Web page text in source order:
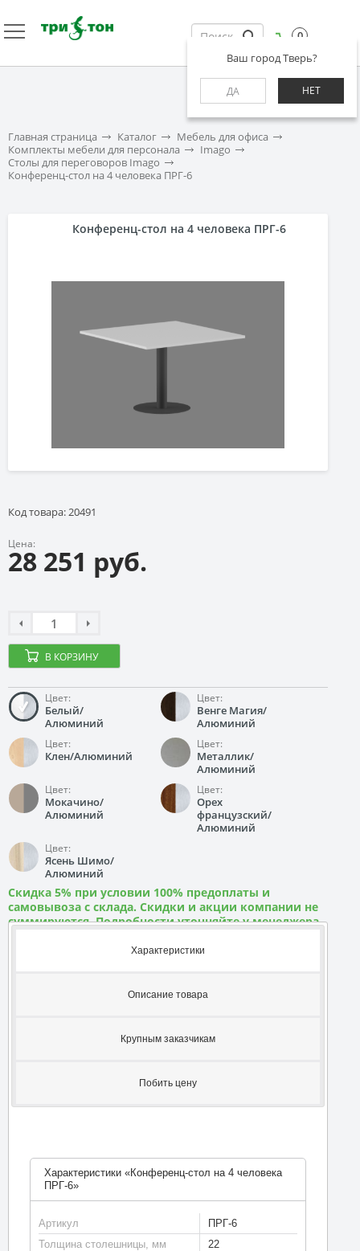
Ваш город Тверь?
ДА НЕТ
0
Главная страница Каталог
Мебель для офиса
Комплекты мебели для персонала
Imago
Столы для переговоров Imago
Конференц-стол на 4 человека ПРГ-6
Конференц-стол на 4 человека ПРГ-6
Код товара: 20491
Цена:
28 251 руб.
В КОРЗИНУ
Цвет:
Белый/
Алюминий
Цвет:
Венге Магия/
Алюминий
Цвет:
Клен/Алюминий
Цвет:
Металлик/
Алюминий
Цвет:
Мокачино/
Алюминий
Цвет:
Орех
французский/
Алюминий
Цвет:
Ясень Шимо/
Алюминий
Скидка 5% при условии 100% предоплаты и
самовывоза с склада. Скидки и акции компании не
суммируются. Подробности уточняйте у менеджера
Характеристики
Описание товара
Крупным заказчикам
Побить цену
Характеристики «Конференц-стол на 4 человека
ПРГ-6»
Артикул
ПРГ-6
Толщина столешницы, мм
22